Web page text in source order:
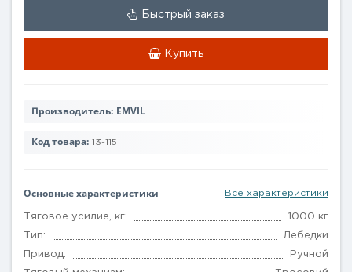
Быстрый заказ
Купить
Производитель: EMVIL
Код товара: 13-115
Основные характеристики Все характеристики
Тяговое усилие, кг: 1000 кг
Тип: Лебедки
Привод: Ручной